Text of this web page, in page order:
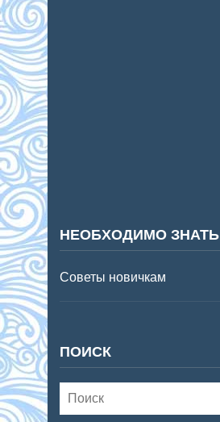
НЕОБХОДИМО ЗНАТЬ
Советы новичкам
ПОИСК